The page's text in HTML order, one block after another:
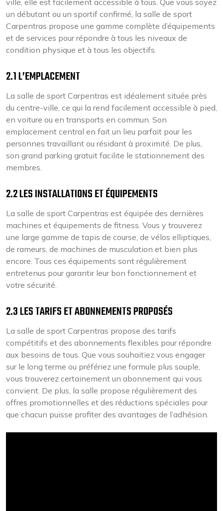
un débutant ou un sportif confirmé, la salle de sport
Carpentras propose une gamme complète d’équipements
et de services pour répondre à tous les niveaux de
condition physique et à tous les objectifs.
2.1 L’EMPLACEMENT
La salle de sport Carpentras est idéalement située près
du centre-ville, ce qui la rend facilement accessible à pied,
en voiture ou en transports en commun. Son
emplacement central en fait un lieu parfait pour les
personnes travaillant ou résidant à proximité. De plus,
son grand parking gratuit facilite le stationnement des
membres.
2.2 LES INSTALLATIONS ET ÉQUIPEMENTS
La salle de sport Carpentras est équipée des dernières
machines et équipements de fitness. Vous y trouverez
une large gamme de tapis de course, de vélos elliptiques,
de rameurs, de machines de musculation et bien plus
encore. Tous ces équipements sont régulièrement
entretenus pour garantir leur bon fonctionnement et
votre sécurité.
2.3 LES TARIFS ET ABONNEMENTS PROPOSÉS
La salle de sport Carpentras propose des tarifs
compétitifs et des abonnements flexibles pour répondre
aux besoins de tous. Que vous souhaitiez vous engager
sur le long terme ou préfériez une formule plus souple,
vous trouverez certainement un abonnement qui vous
convient. De plus, la salle propose régulièrement des
offres promotionnelles et des réductions spéciales pour
que chacun puisse profiter des avantages de l’adhésion.